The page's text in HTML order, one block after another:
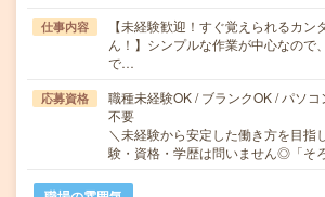
仕事内容
【未経験歓迎！すぐ覚えられるカン
ん！】シンプルな作業が中心なので
で…
応募資格
職種未経験OK / ブランクOK / パソ
不要
＼未経験から安定した働き方を目指
験・資格・学歴は問いません◎「そ